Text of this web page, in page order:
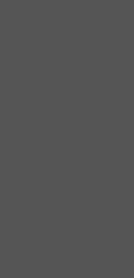
Telefon numaranızı bırakın en